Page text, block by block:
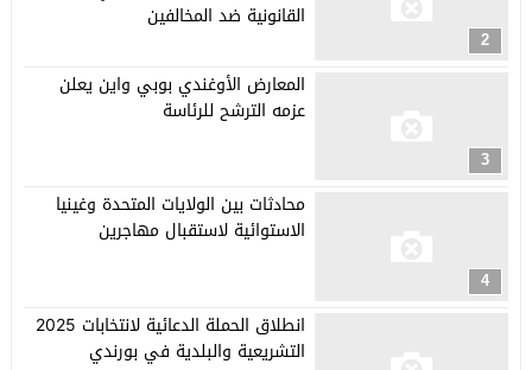
2
القانونية ضد المخالفين
3
المعارض الأوغندي بوبي واين يعلن
عزمه الترشح للرئاسة
4
محادثات بين الولايات المتحدة وغينيا
الاستوائية لاستقبال مهاجرين
انطلاق الحملة الدعائية لانتخابات 2025
التشريعية والبلدية في بورندي